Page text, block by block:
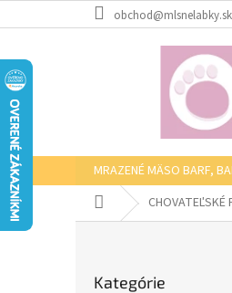
na
obchod@mlsnelabky.sk
MRAZENÉ MÄSO BARF,
Domov CHOVATEĽSKÉ
kategórie
Kategórie